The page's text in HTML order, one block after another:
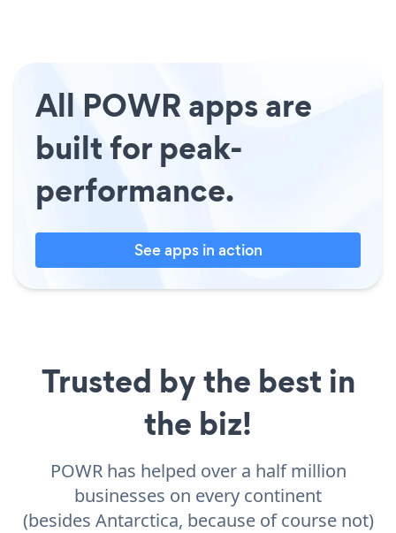
All POWR apps are
built for peak-
performance.
See apps in action
Trusted by the best in
the biz!
POWR has helped over a half million
businesses on every continent
(besides Antarctica, because of course not)